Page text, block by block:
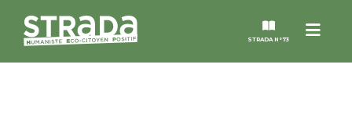
Menu
STRADA N°73